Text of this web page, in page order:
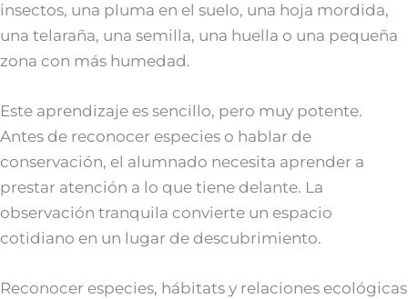
insectos, una pluma en el suelo, una hoja mordida,
una telaraña, una semilla, una huella o una pequeña
zona con más humedad.
Este aprendizaje es sencillo, pero muy potente.
Antes de reconocer especies o hablar de
conservación, el alumnado necesita aprender a
prestar atención a lo que tiene delante. La
observación tranquila convierte un espacio
cotidiano en un lugar de descubrimiento.
Reconocer especies, hábitats y relaciones ecológicas